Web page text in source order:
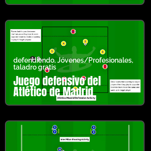
defendiendo,Jóvenes/Profesionales,
taladro gratis
Juego defensivo del
Atlético de Madrid